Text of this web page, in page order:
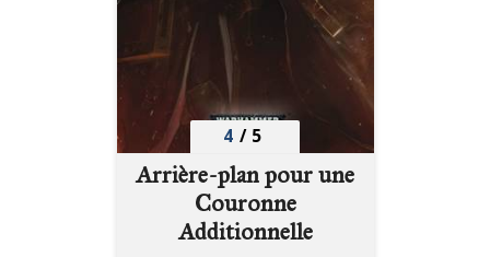
4 / 5
Arrière-plan pour une
Couronne
Additionnelle